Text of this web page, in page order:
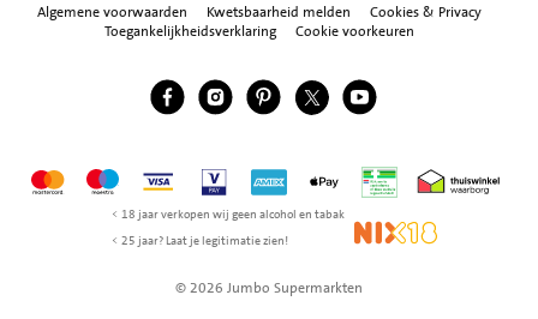
Algemene voorwaarden Kwetsbaarheid melden
Cookies & Privacy
Toegankelijkheidsverklaring
Cookie voorkeuren
Volg ons
Jumbo Facebook
Jumbo Instagram
Jumbo Pinterest
Jumbo Twitter
Jumbo YouTube
MastercardMaestroVisa Vpay American Express
Apple Pay Thuiswinkel
< 18 jaar verkopen wij geen alcohol en tabak
< 25 jaar? Laat je legitimatie zien!
NIX18
© 2026 Jumbo Supermarkten